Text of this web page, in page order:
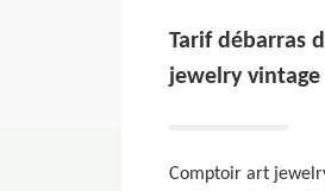
Tarif débarras
jewelry vintage
Comptoir art